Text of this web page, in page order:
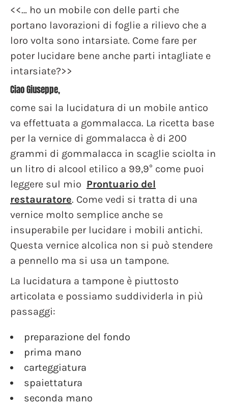
<<… ho un mobile con delle parti che
portano lavorazioni di foglie a rilievo che a
loro volta sono intarsiate. Come fare per
poter lucidare bene anche parti intagliate e
intarsiate?>>
Ciao Giuseppe,
come sai la lucidatura di un mobile antico
va effettuata a gommalacca. La ricetta base
per la vernice di gommalacca è di 200
grammi di gommalacca in scaglie sciolta in
un litro di alcool etilico a 99,9° come puoi
leggere sul mio Prontuario del
restauratore. Come vedi si tratta di una
vernice molto semplice anche se
insuperabile per lucidare i mobili antichi.
Questa vernice alcolica non si può stendere
a pennello ma si usa un tampone.
La lucidatura a tampone è piuttosto
articolata e possiamo suddividerla in più
passaggi:
preparazione del fondo
prima mano
carteggiatura
spaiettatura
seconda mano